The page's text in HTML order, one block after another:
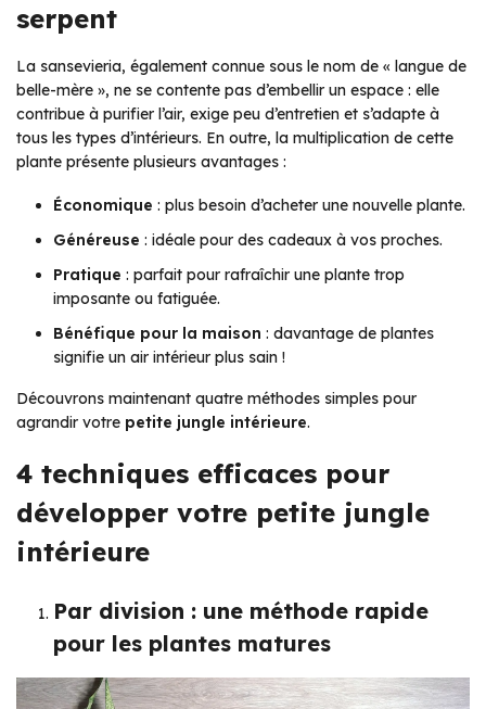
serpent
La sansevieria, également connue sous le nom de « langue de
belle-mère », ne se contente pas d’embellir un espace : elle
contribue à purifier l’air, exige peu d’entretien et s’adapte à
tous les types d’intérieurs. En outre, la multiplication de cette
plante présente plusieurs avantages :
Économique : plus besoin d’acheter une nouvelle plante.
Généreuse : idéale pour des cadeaux à vos proches.
Pratique : parfait pour rafraîchir une plante trop
imposante ou fatiguée.
Bénéfique pour la maison : davantage de plantes
signifie un air intérieur plus sain !
Découvrons maintenant quatre méthodes simples pour
agrandir votre petite jungle intérieure.
4 techniques efficaces pour
développer votre petite jungle
intérieure
Par division : une méthode rapide
pour les plantes matures